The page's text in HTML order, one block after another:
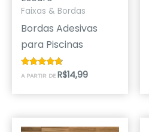
Faixas & Bordas
Bordas Adesivas
para Piscinas
Avaliação
A PARTIR DE R$14,99